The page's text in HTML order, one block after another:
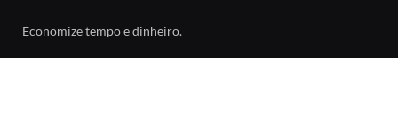
Economize tempo e dinheiro.